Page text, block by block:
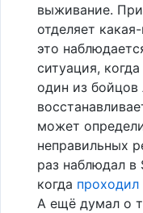
выживание.
отделяет
это
ситуация,
один из
может
неправильных
раз наблюдал
когда проходил
А ещё думал о